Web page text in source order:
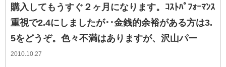
購入してもうすぐ２ヶ月になります。ｺｽﾄﾊﾟﾌｫｰﾏﾝｽ
重視で2.4にしましたが･･金銭的余裕がある方は3.
5をどうぞ。色々不満はありますが、沢山パー
2010.10.27